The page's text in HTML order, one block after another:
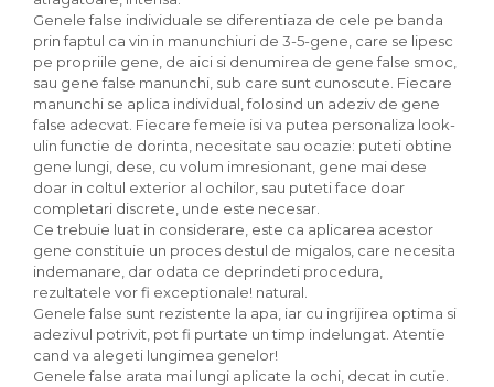
Genele false individuale se diferentiaza de cele pe banda
prin faptul ca vin in manunchiuri de 3-5-gene, care se lipesc
pe propriile gene, de aici si denumirea de gene false smoc,
sau gene false manunchi, sub care sunt cunoscute. Fiecare
manunchi se aplica individual, folosind un adeziv de gene
false adecvat. Fiecare femeie isi va putea personaliza look-
ulin functie de dorinta, necesitate sau ocazie: puteti obtine
gene lungi, dese, cu volum imresionant, gene mai dese
doar in coltul exterior al ochilor, sau puteti face doar
completari discrete, unde este necesar.
Ce trebuie luat in considerare, este ca aplicarea acestor
gene constituie un proces destul de migalos, care necesita
indemanare, dar odata ce deprindeti procedura,
rezultatele vor fi exceptionale! natural.
Genele false sunt rezistente la apa, iar cu ingrijirea optima si
adezivul potrivit, pot fi purtate un timp indelungat. Atentie
cand va alegeti lungimea genelor!
Genele false arata mai lungi aplicate la ochi, decat in cutie.